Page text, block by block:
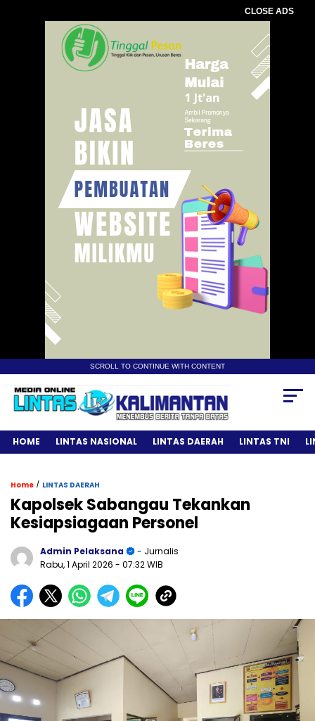
CLOSE ADS
SCROLL TO CONTINUE WITH CONTENT
HOME LINTAS NASIONAL LINTAS DAERAH LINTAS TNI
Home / LINTAS DAERAH
Kapolsek Sabangau Tekankan
Kesiapsiagaan Personel
Admin Pelaksana
- Jurnalis
Rabu, 1 April 2026 - 07:32 WIB